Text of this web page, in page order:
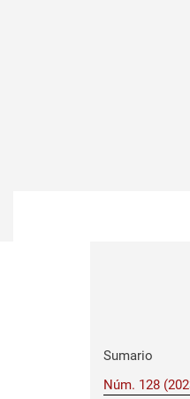
Sumario
Núm. 128